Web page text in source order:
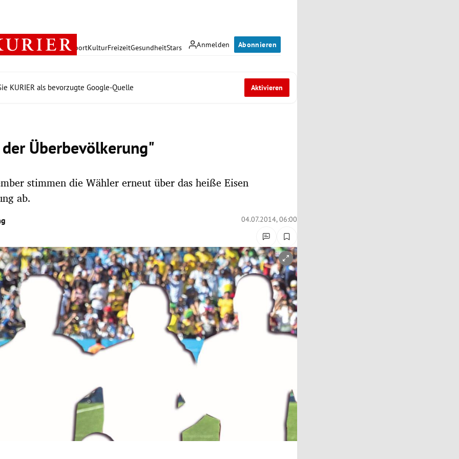
Anmelden Abonnieren
PolitikWirtschaft SportKulturFreizeitGesundheitStars
KURIER als bevorzugte Google-Quelle Aktivieren
Überbevölkerung"
stimmen die Wähler erneut über das heiße Eisen
ab.
04.07.2014, 06:00
öffnen/schließen